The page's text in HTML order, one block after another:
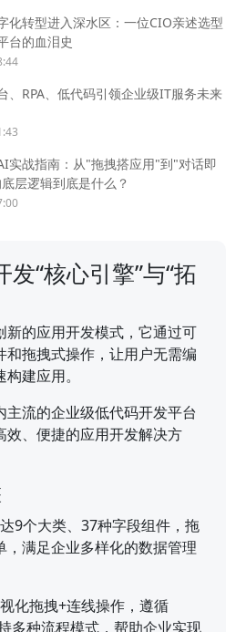
化转型进入深水区：一位CIO亲述选型
台的血泪史
、RPA、低代码引领企业级IT服务未来
实战指南：从"拖拽搭应用"到"对话即
层逻辑到底是什么？
“核心引擎”与“拓
新的应用开发模式，它通过可
和拖拽式操作，让用户无需编
建应用。
主流的企业级低代码开发平台
效、便捷的应用开发解决方
9个大类、37种字段组件，拖
，满足企业多样化的数据管理
化拖拽+连线操作，遵循
多种流程模式，帮助企业实现